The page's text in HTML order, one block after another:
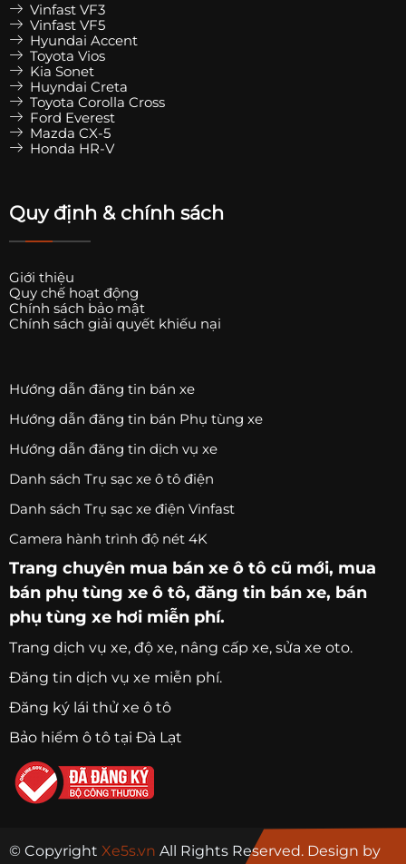
Vinfast VF3
Vinfast VF5
Hyundai Accent
Toyota Vios
Kia Sonet
Huyndai Creta
Toyota Corolla Cross
Ford Everest
Mazda CX-5
Honda HR-V
Quy định & chính sách
Giới thiệu
Quy chế hoạt động
Chính sách bảo mật
Chính sách giải quyết khiếu nại
Hướng dẫn đăng tin bán xe
Hướng dẫn đăng tin bán Phụ tùng xe
Hướng dẫn đăng tin dịch vụ xe
Danh sách Trụ sạc xe ô tô điện
Danh sách Trụ sạc xe điện Vinfast
Camera hành trình độ nét 4K
Trang chuyên mua bán xe ô tô cũ mới, mua
bán phụ tùng xe ô tô, đăng tin bán xe, bán
phụ tùng xe hơi miễn phí.
Trang dịch vụ xe, độ xe, nâng cấp xe, sửa xe oto.
Đăng tin dịch vụ xe miễn phí.
Đăng ký lái thử xe ô tô
Bảo hiểm ô tô tại Đà Lạt
© Copyright Xe5s.vn All Rights Reserved. Design by